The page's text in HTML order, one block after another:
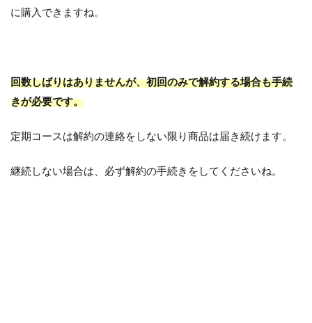
に購入できますね。
回数しばりはありませんが、初回のみで解約する場合も手続
きが必要です。
定期コースは解約の連絡をしない限り商品は届き続けます。
継続しない場合は、必ず解約の手続きをしてくださいね。